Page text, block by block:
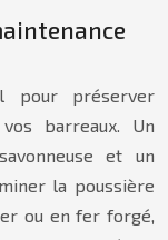
pour préserver
barreaux. Un
et un
la poussière
ou en fer forgé,